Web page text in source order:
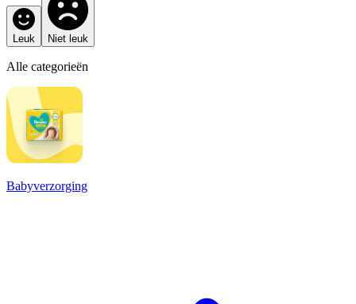
Leuk Niet leuk
Alle categorieën
Babyverzorging